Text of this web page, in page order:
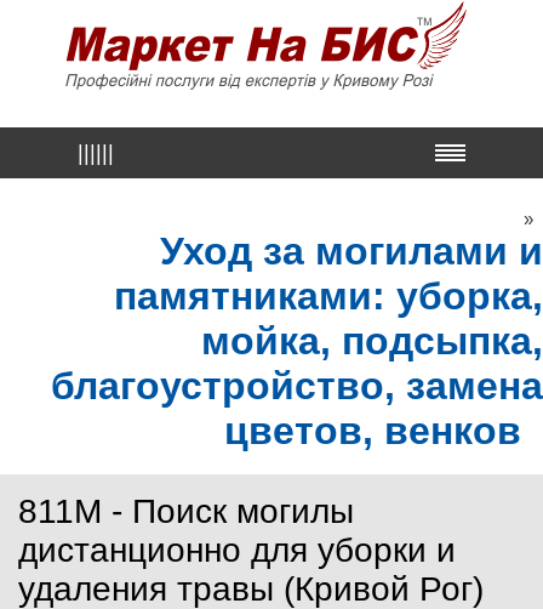
»
Уход за могилами и
памятниками: уборка,
мойка, подсыпка,
благоустройство, замена
цветов, венков
811M - Поиск могилы
дистанционно для уборки и
удаления травы (Кривой Рог)